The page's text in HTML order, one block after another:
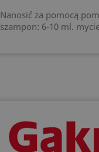
Nanosić za pomocą
szampon: 6-10 ml.